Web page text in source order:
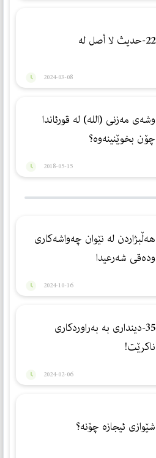
22-حديث لا أصل له
2024-03-08
وشه‌ی مه‌زنی (الله) له‌ قورئاندا
چۆن بخوێنینه‌وه‌؟
2018-05-15
هەڵبژاردن لە نێوان چەواشەكاری
ودەقی شەرعیدا
2024-10-16
35-دینداری بە بەراوردكاری
ناكرێت!
2024-02-06
شێوازی ئیجازه‌ چۆنه‌؟